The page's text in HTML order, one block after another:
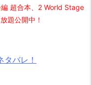
編 超合本、2 World Stage
題公開中！
バレ！